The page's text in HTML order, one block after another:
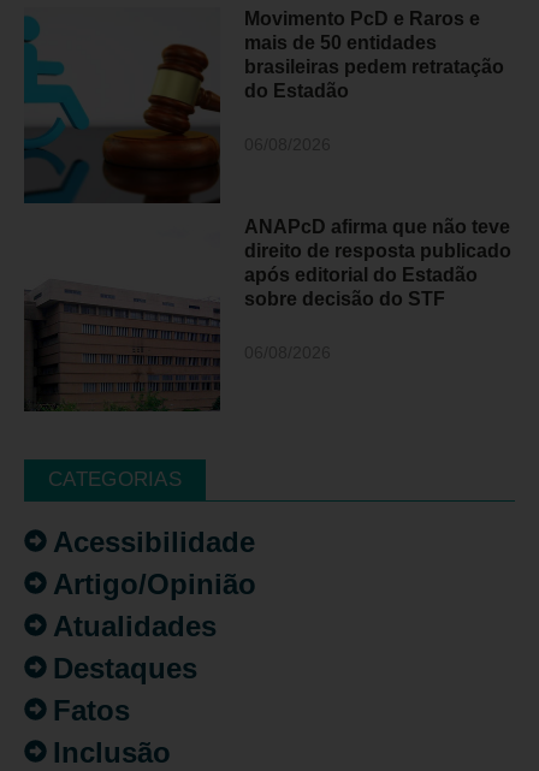
Movimento PcD e Raros e
mais de 50 entidades
brasileiras pedem retratação
do Estadão
ANAPcD afirma que não teve
direito de resposta publicado
após editorial do Estadão
sobre decisão do STF
CATEGORIAS
Acessibilidade
Artigo/Opinião
Atualidades
Destaques
Fatos
Inclusão